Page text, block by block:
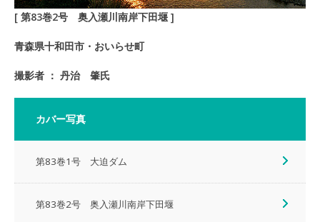
[ 第83巻2号 奥入瀬川南岸下田堰 ]
青森県十和田市・おいらせ町
撮影者 ： 丹治 肇氏
カバー写真
第83巻1号 大迫ダム
第83巻2号 奥入瀬川南岸下田堰